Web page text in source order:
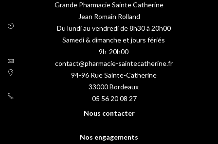
Grande Pharmacie Sainte Catherine
Jean Romain Rolland
Du lundi au vendredi de 8h30 à 20h00
Samedi & dimanche et jours fériés
9h-20h00
contact@pharmacie-saintecatherine.fr
94-96 Rue Sainte-Catherine
33000Bordeaux
05 56 20 08 27
Nous contacter
Nos engagements